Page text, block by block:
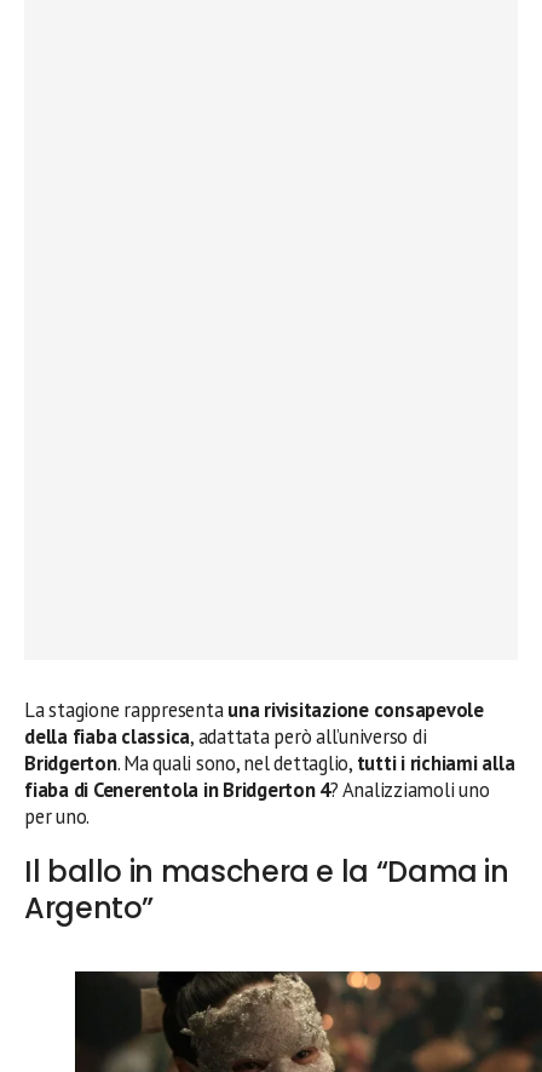
La stagione rappresentauna rivisitazione consapevole
della fiaba classica, adattata però all’universo di
Bridgerton. Ma quali sono, nel dettaglio, tutti i richiami alla
fiaba di Cenerentola in Bridgerton 4? Analizziamoli uno
per uno.
Il ballo in maschera e la “Dama in
Argento”